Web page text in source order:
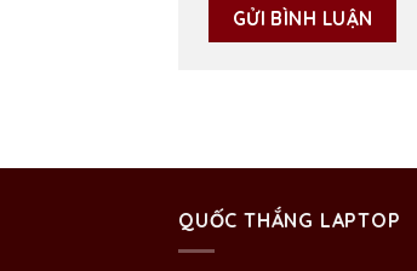
QUỐC THẮNG LAPTOP